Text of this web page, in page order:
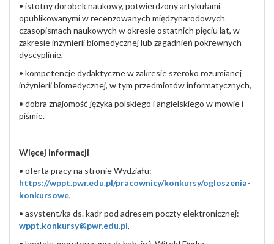
• istotny dorobek naukowy, potwierdzony artykułami
opublikowanymi w recenzowanych międzynarodowych
czasopismach naukowych w okresie ostatnich pięciu lat, w
zakresie inżynierii biomedycznej lub zagadnień pokrewnych
dyscyplinie,
• kompetencje dydaktyczne w zakresie szeroko rozumianej
inżynierii biomedycznej, w tym przedmiotów informatycznych,
• dobra znajomość języka polskiego i angielskiego w mowie i
piśmie.
Więcej informacji
• oferta pracy na stronie Wydziału:
https://wppt.pwr.edu.pl/pracownicy/konkursy/ogloszenia-
konkursowe,
• asystent/ka ds. kadr pod adresem poczty elektronicznej:
wppt.konkursy@pwr.edu.pl,